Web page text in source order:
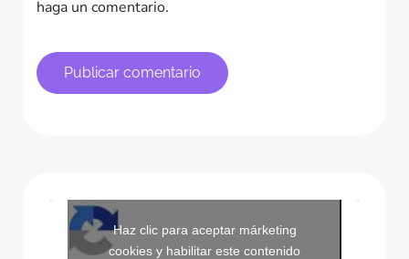
haga un comentario.
Haz clic para aceptar márketing
cookies y habilitar este contenido